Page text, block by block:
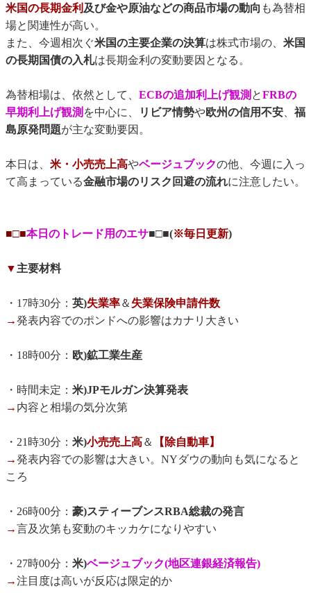
米国の長期金利及び金や原油などの商品市場の動向 も為替相
場と関連性が高い。
また、今週相次ぐ米国の主要企業の決算は株式市場の、 米国
の長期国債の入札は長期金利の変動要因となる。
為替相場は、依然として、 ECBの追加利上げ観測 とFRBの
早期利上げ観測 を中心に、 リビア情勢や欧州の信用不安、 福
島原発問題が主な変動要因。
本日は、 米・小売売上高やベージュブックの他、今週に入っ
て高まっている金融市場のリスク回避の流れに注意したい。
■□■本日のトレード用のエサ■□■(※毎日更新)
▼主要材料
・17時30分： 英)失業率＆ 失業保険申請件数
→発表内容でのポンドへの影響はカナリ大きい
・18時00分： 欧)鉱工業生産
・時間未定： 米)JPモルガン決算発表
→ 内容と相場の気分次第
・21時30分： 米)小売売上高＆
【除自動車】
→発表内容での影響は大きい。NYダウの動向も気になると
ころ
・26時00分： 豪)スティーブンスRBA総裁の発言
→言及次第も変動のキッカケになりやすい
・27時00分： 米)ベージュブック(地区連銀経済報告)
→注目度は高いが反応は限定的か